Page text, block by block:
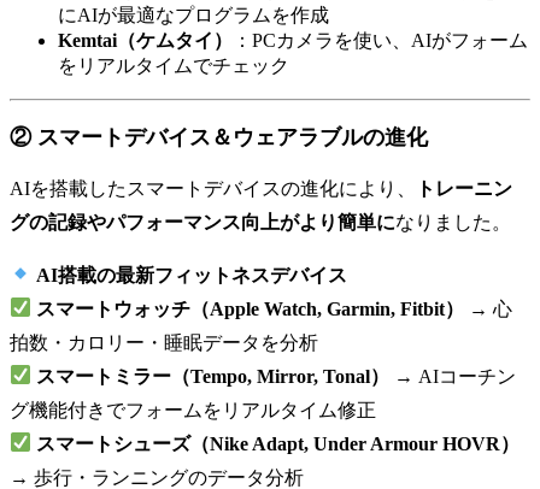
にAIが最適なプログラムを作成
Kemtai（ケムタイ）
：PCカメラを使い、AIがフォーム
をリアルタイムでチェック
② スマートデバイス＆ウェアラブルの進化
AIを搭載したスマートデバイスの進化により、
トレーニン
グの記録やパフォーマンス向上がより簡単になりました。
AI搭載の最新フィットネスデバイス
スマートウォッチ（Apple Watch, Garmin, Fitbit）
→ 心
拍数・カロリー・睡眠データを分析
スマートミラー（Tempo, Mirror, Tonal）
→ AIコーチン
グ機能付きでフォームをリアルタイム修正
スマートシューズ（Nike Adapt, Under Armour HOVR）
→ 歩行・ランニングのデータ分析